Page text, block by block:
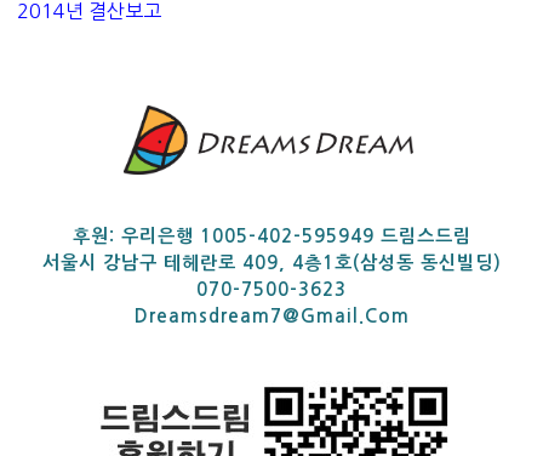
2014년 결산보고
후원: 우리은행 1005-402-595949 드림스드림
서울시 강남구 테헤란로 409, 4층1호(삼성동 동신빌딩)
070-7500-3623
Dreamsdream7@gmail.com